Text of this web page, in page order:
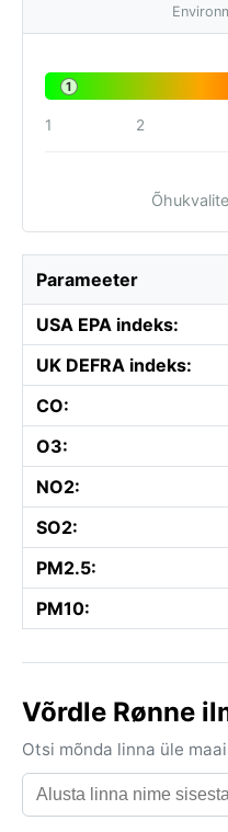
1
1 2
Parameeter
USA EPA indeks:
UK DEFRA indeks:
CO:
O3:
NO2:
SO2:
PM2.5:
PM10:
Võrdle Rønne
Otsi mõnda linna üle